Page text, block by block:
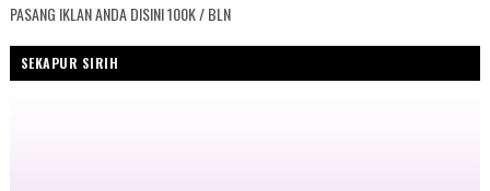
PASANG IKLAN ANDA DISINI 100K / BLN
SEKAPUR SIRIH